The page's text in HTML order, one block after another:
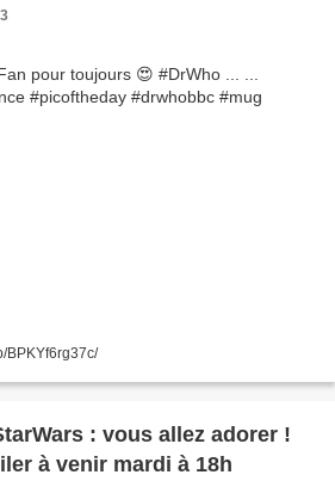
BPKYf6rg37c/
: vous allez adorer !
à venir mardi à 18h